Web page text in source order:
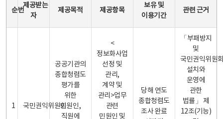
순번
제공받는
자
제공목적 제공항목
보유 및
이용기간
관련 근거
1 국민권익위원회
공공기관의
종합청렴도
평가를
위한
민원인,
직원에
<
정보화사업
선정 및
관리,
계약 및
관리>업무
관련
민원인 및
당해 연도
종합청렴도
조사 완료
「부패방지
및
국민권익위원
설치와
운영에
관한
법률」 제
12조(기능)